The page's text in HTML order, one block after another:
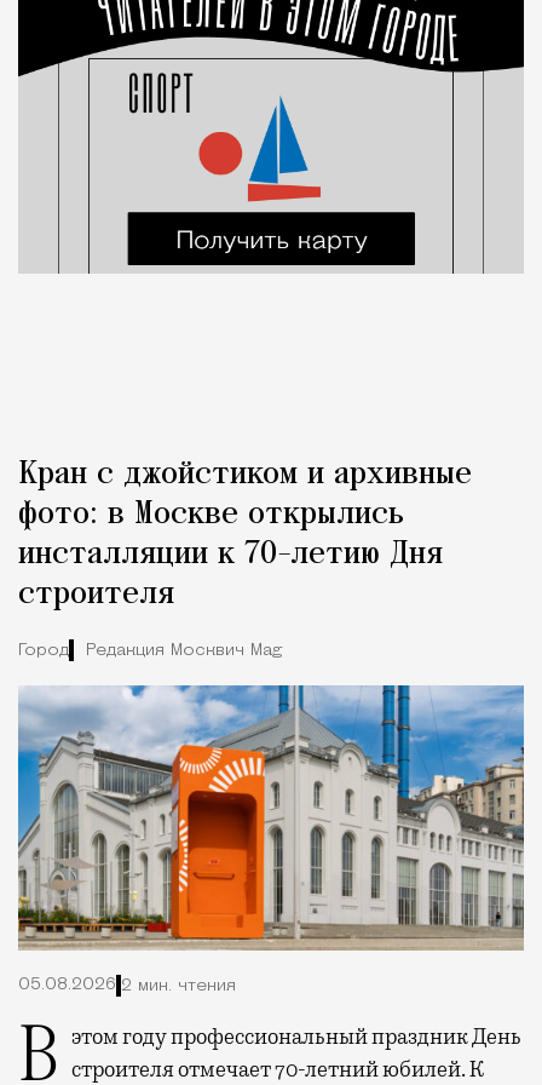
Кран с джойстиком и архивные
фото: в Москве открылись
инсталляции к 70-летию Дня
строителя
Город Редакция Москвич Mag
05.08.2026 2 мин. чтения
В этом году профессиональный праздник День строителя отмечает 70-летний юбилей. К